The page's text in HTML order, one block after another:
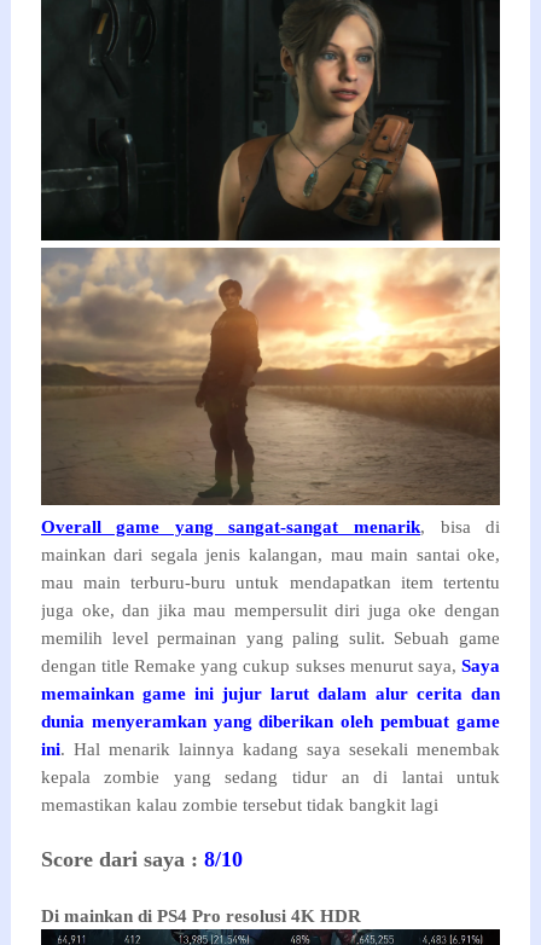
Overall game yang sangat-sangat menarik, bisa di
mainkan dari segala jenis kalangan, mau main santai oke,
mau main terburu-buru untuk mendapatkan item tertentu
juga oke, dan jika mau mempersulit diri juga oke dengan
memilih level permainan yang paling sulit. Sebuah game
dengan title Remake yang cukup sukses menurut saya,Saya
memainkan game ini jujur larut dalam alur cerita dan
dunia menyeramkan yang diberikan oleh pembuat game
ini. Hal menarik lainnya kadang saya sesekali menembak
kepala zombie yang sedang tidur an di lantai untuk
memastikan kalau zombie tersebut tidak bangkit lagi
Score dari saya : 8/10
Di mainkan di PS4 Pro resolusi 4K HDR